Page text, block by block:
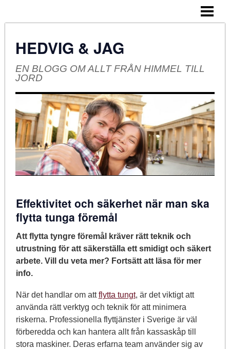
HEDVIG & JAG
EN BLOGG OM ALLT FRÅN HIMMEL TILL
JORD
Effektivitet och säkerhet när man ska
flytta tunga föremål
Att flytta tyngre föremål kräver rätt teknik och
utrustning för att säkerställa ett smidigt och säkert
arbete. Vill du veta mer? Fortsätt att läsa för mer
info.
När det handlar om attflytta tungt, är det viktigt att
använda rätt verktyg och teknik för att minimera
riskerna. Professionella flyttjänster i Sverige är väl
förberedda och kan hantera allt från kassaskåp till
stora maskiner. Deras erfarna team använder sig av